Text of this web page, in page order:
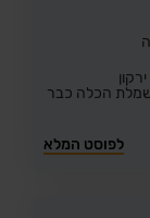
לחתונה ושמלת הכלה כבר
לפוסט המלא